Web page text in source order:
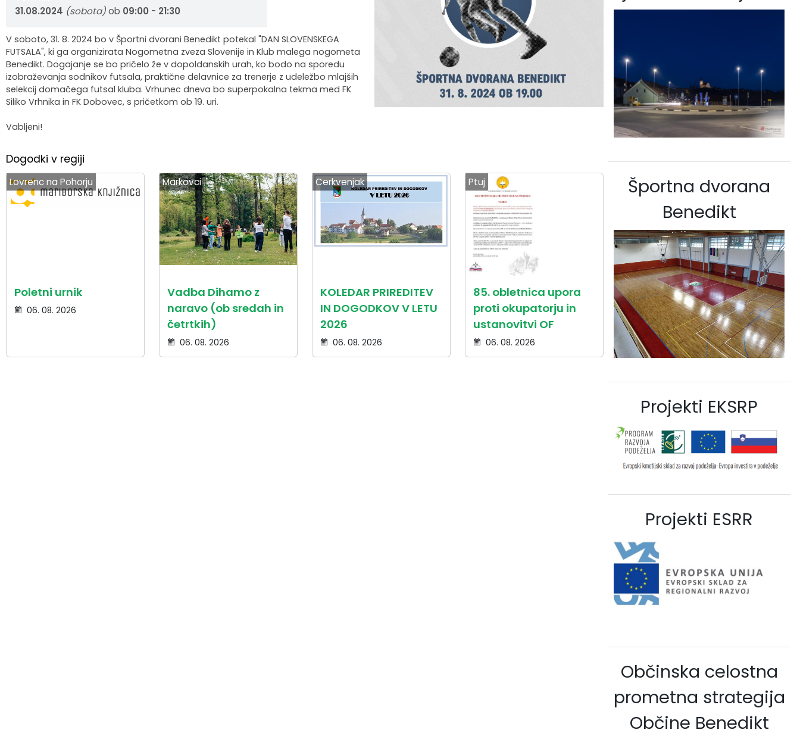
31.08.2024 (sobota)ob 09:00 - 21:30
V soboto, 31. 8. 2024 bo v Športni dvorani Benedikt potekal "DAN SLOVENSKEGA
FUTSALA", ki ga organizirata Nogometna zveza Slovenije in Klub malega nogometa
Benedikt. Dogajanje se bo pričelo že v dopoldanskih urah, ko bodo na sporedu
izobraževanja sodnikov futsala, praktične delavnice za trenerje z udeležbo mlajših
selekcij domačega futsal kluba. Vrhunec dneva bo superpokalna tekma med FK
Siliko Vrhnika in FK Dobovec, s pričetkom ob 19. uri.
Vabljeni!
Dogodki v regiji
Lovrenc na Pohorju
Poletni urnik
06. 08. 2026
Markovci
Vadba Dihamo z
naravo (ob sredah in
četrtkih)
06. 08. 2026
Cerkvenjak
KOLEDAR PRIREDITEV
IN DOGODKOV V LETU
2026
06. 08. 2026
Ptuj
85. obletnica upora
proti okupatorju in
ustanovitvi OF
06. 08. 2026
Športna dvorana
Benedikt
Projekti EKSRP
Projekti ESRR
Občinska celostna
prometna strategija
Občine Benedikt
Organigram
Skupna občinska uprava Maribor
Pooblaščeni za odločanje
Integriteta in preprečevanje korupcije
Zaščita prijaviteljev
Katalog informacij javnega značaja
Občinski predpisi
Občinski časopis
Publikacije občine
Lokalne volitve
Spremembe in dopolnitve OPN1
Virtualna panorama
Video predstavitev
Kolesarske poti